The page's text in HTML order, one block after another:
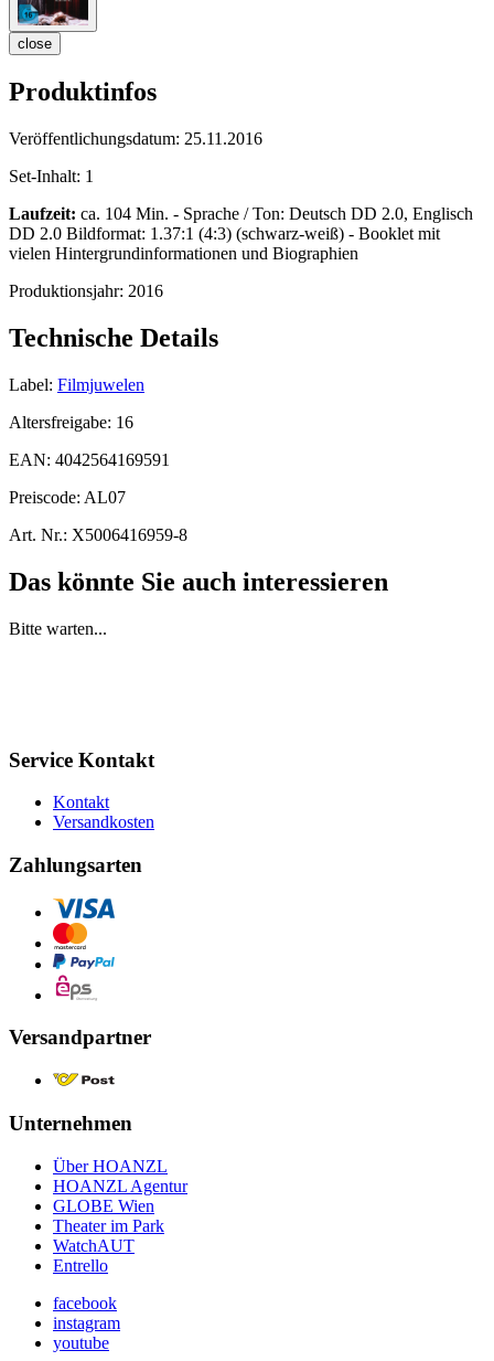
close
Produktinfos
Veröffentlichungsdatum: 25.11.2016
Set-Inhalt: 1
Laufzeit: ca. 104 Min. - Sprache / Ton: Deutsch DD 2.0, Englisch
DD 2.0 Bildformat: 1.37:1 (4:3) (schwarz-weiß) - Booklet mit
vielen Hintergrundinformationen und Biographien
Produktionsjahr: 2016
Technische Details
Label: Filmjuwelen
Altersfreigabe: 16
EAN: 4042564169591
Preiscode: AL07
Art. Nr.: X5006416959-8
Das könnte Sie auch interessieren
Bitte warten...
Service Kontakt
Kontakt
Versandkosten
Zahlungsarten
Versandpartner
Unternehmen
Über HOANZL
HOANZL Agentur
GLOBE Wien
Theater im Park
WatchAUT
Entrello
facebook
instagram
youtube